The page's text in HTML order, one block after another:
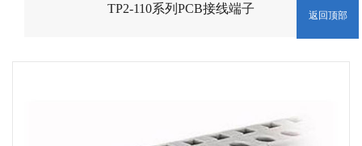
TP2-110系列PCB接线端子 返回顶部